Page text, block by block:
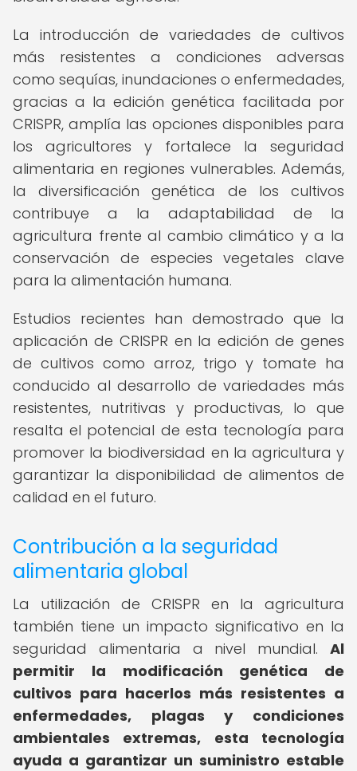
La introducción de variedades de cultivos
más resistentes a condiciones adversas
como sequías, inundaciones o enfermedades,
gracias a la edición genética facilitada por
CRISPR, amplía las opciones disponibles para
los agricultores y fortalece la seguridad
alimentaria en regiones vulnerables. Además,
la diversificación genética de los cultivos
contribuye a la adaptabilidad de la
agricultura frente al cambio climático y a la
conservación de especies vegetales clave
para la alimentación humana.
Estudios recientes han demostrado que la
aplicación de CRISPR en la edición de genes
de cultivos como arroz, trigo y tomate ha
conducido al desarrollo de variedades más
resistentes, nutritivas y productivas, lo que
resalta el potencial de esta tecnología para
promover la biodiversidad en la agricultura y
garantizar la disponibilidad de alimentos de
calidad en el futuro.
Contribución a la seguridad
alimentaria global
La utilización de CRISPR en la agricultura
también tiene un impacto significativo en la
seguridad alimentaria a nivel mundial. Al
permitir la modificación genética de
cultivos para hacerlos más resistentes a
enfermedades, plagas y condiciones
ambientales extremas, esta tecnología
ayuda a garantizar un suministro estable